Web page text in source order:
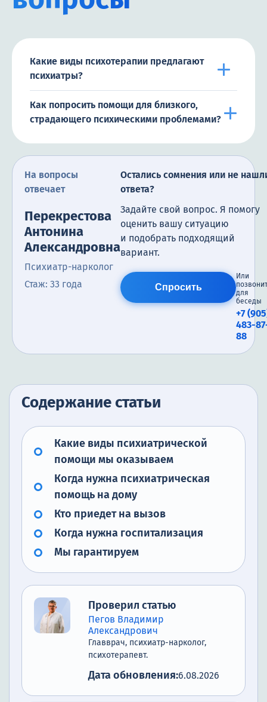
Какие виды психотерапии предлагают
психиатры?
Как попросить помощи для близкого,
страдающего психическими проблемами?
На вопросы
отвечает
Перекрестова
Антонина
Александровна
Психиатр-нарколог
Стаж: 33 года
Остались сомнения или не
ответа?
Задайте свой вопрос. Я помогу
оценить вашу ситуацию
и подобрать подходящий
вариант.
Спросить
Или
для
беседы
+7
483-
88
Содержание статьи
Какие виды психиатрической
помощи мы оказываем
Когда нужна психиатрическая
помощь на дому
Кто приедет на вызов
Когда нужна госпитализация
Мы гарантируем
Проверил статью
Пегов Владимир
Александрович
Главврач, психиатр-нарколог,
психотерапевт.
Дата обновления:6.08.2026